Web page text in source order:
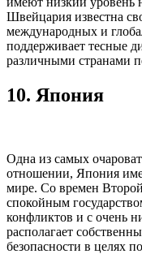
Швейцария известна
международных и
поддерживает тесные
различными странами
10. Япония
Одна из самых
отношении, Япония
мире. Со времен
спокойным
конфликтов и с очень
располагает
безопасности в целях